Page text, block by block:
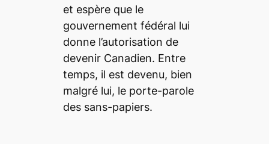
et espère que le
gouvernement fédéral lui
donne l’autorisation de
devenir Canadien. Entre
temps, il est devenu, bien
malgré lui, le porte-parole
des sans-papiers.